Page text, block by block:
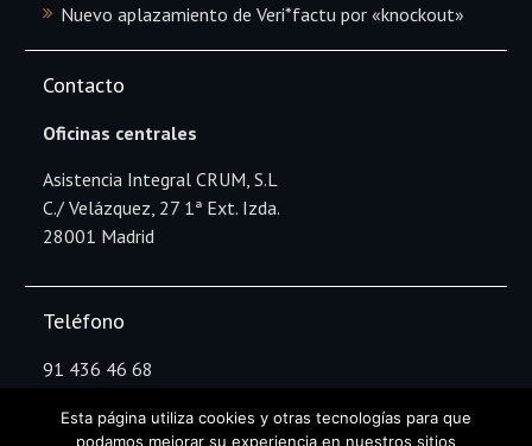
Nuevo aplazamiento de Veri*factu por «knockout»
Contacto
Oficinas centrales
Asistencia Integral CRUM, S.L
C./ Velázquez, 27 1ª Ext. Izda.
28001 Madrid
Teléfono
91 436 46 68
Esta página utiliza cookies y otras tecnologías para que
podamos mejorar su experiencia en nuestros sitios